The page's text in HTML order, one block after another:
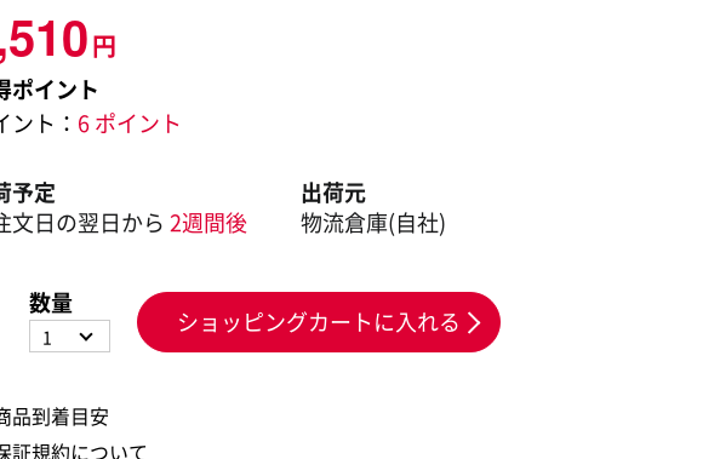
円
ポイント
ント： 6 ポイント
予定
文日の翌日から 2週間後
出荷元
物流倉庫(自社)
数量
1 ショッピングカートに入れる
品到着目安
証規約について